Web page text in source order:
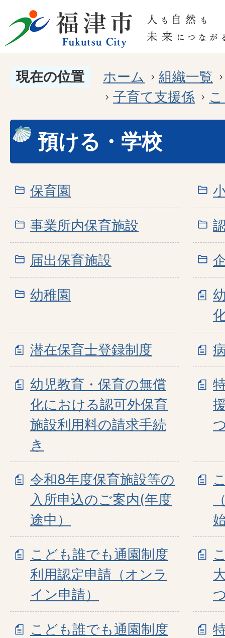
現在の位置 ホーム
組織一覧
子育て支援係
預ける・学校
保育園
事業所内保育施設
届出保育施設
幼稚園
潜在保育士登録制度
幼児教育・保育の無償
化における認可外保育
施設利用料の請求手続
き
令和8年度保育施設等の
入所申込のご案内(年度
途中）
こども誰でも通園制度
利用認定申請（オンラ
イン申請）
こども誰でも通園制度